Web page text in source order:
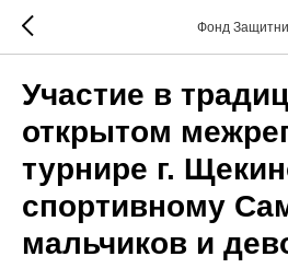
Фонд
Участие в
открытом
турнире г.
спортивному
мальчиков и